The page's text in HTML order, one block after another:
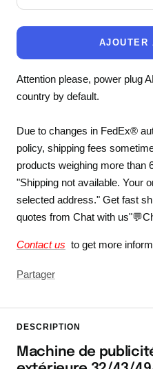
AJOUTER
Attention please, power plug
country by default.
Due to changes in FedEx®
policy, shipping fees
products weighing more than
"Shipping not available. Your
selected address." Get fast
quotes from Chat with
Contact us to get more
Partager
DESCRIPTION
Machine de